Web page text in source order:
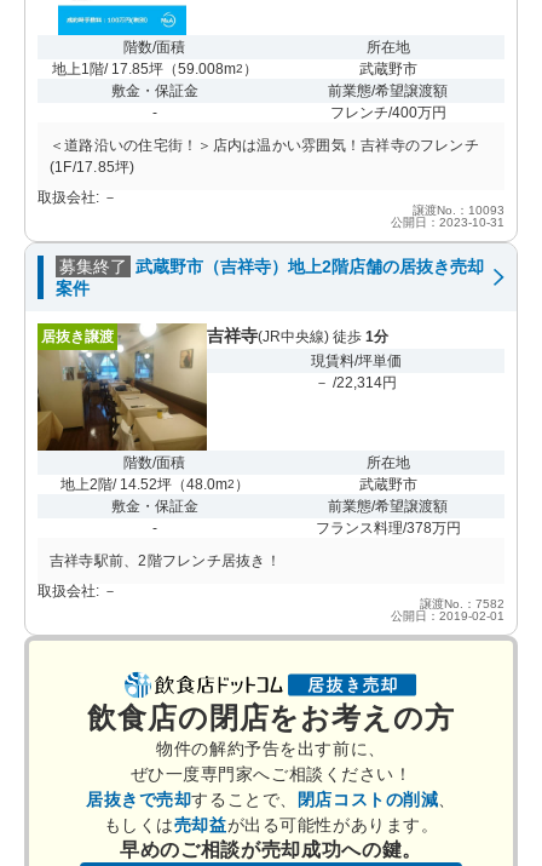
階数/面積
地上1階/ 17.85坪（59.008m2 ）
所在地
武蔵野市
敷金・保証金
-
前業態/希望譲渡額
フレンチ/400万円
＜道路沿いの住宅街！＞店内は温かい雰囲気！吉祥寺のフレンチ
(1F/17.85坪)
取扱会社: －
譲渡No.：10093
公開日：2023-10-31
募集終了 武蔵野市（吉祥寺）地上2階店舗の居抜き売却
案件
居抜き譲渡 吉祥寺(JR中央線) 徒歩 1分
現賃料/坪単価
－ /22,314円
階数/面積
地上2階/ 14.52坪（48.0m2 ）
所在地
武蔵野市
敷金・保証金
-
前業態/希望譲渡額
フランス料理/378万円
吉祥寺駅前、2階フレンチ居抜き！
取扱会社: －
譲渡No.：7582
公開日：2019-02-01
飲食店の閉店をお考えの方
物件の解約予告を出す前に、
ぜひ一度専門家へご相談ください！
居抜きで売却することで、 閉店コストの削減
もしくは売却益が出る可能性があります。
早めのご相談が売却成功への鍵。